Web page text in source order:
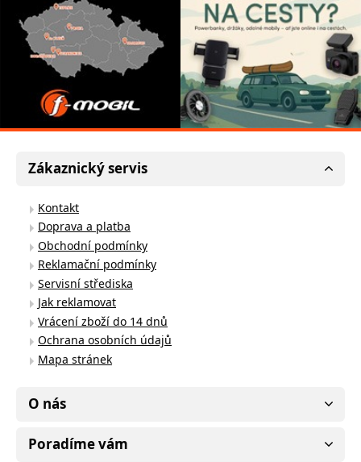
Zákaznický servis
Kontakt
Doprava a platba
Obchodní podmínky
Reklamační podmínky
Servisní střediska
Jak reklamovat
Vrácení zboží do 14 dnů
Ochrana osobních údajů
Mapa stránek
O nás
Poradíme vám